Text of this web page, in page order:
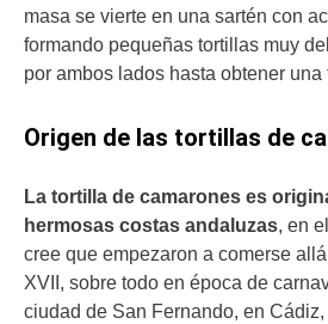
masa se vierte en una sartén con
formando pequeñas tortillas muy
por ambos lados hasta obtener una
Origen de las tortillas de
La tortilla de camarones es
hermosas costas andaluzas, en
cree que empezaron a comerse
XVII, sobre todo en época de
ciudad de San Fernando, en